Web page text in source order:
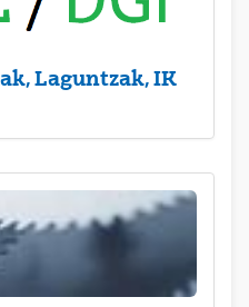
Laguntzak, IK